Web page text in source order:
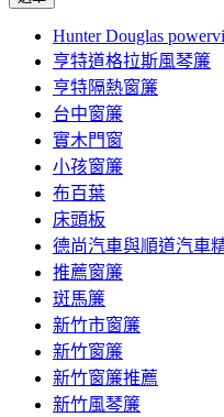
內
容
Hunter Douglas
亨特道格拉斯風琴簾
亨特隔熱窗簾
台中窗簾
實木門窗
小孩窗簾
布百葉
床頭板
德尚汽車與順道汽車
推薦窗簾
斑馬簾
新竹市窗簾
新竹窗簾
新竹窗簾推薦
新竹風琴簾